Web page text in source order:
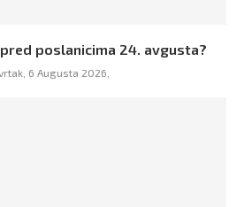
poslanicima 24. avgusta?
6 Augusta 2026,